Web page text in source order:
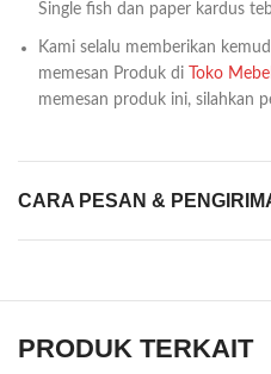
Single fish dan paper kardus
Kami selalu memberikan
memesan Produk di
Toko
memesan produk ini, silahkan
CARA PESAN &
PRODUK TERKAIT